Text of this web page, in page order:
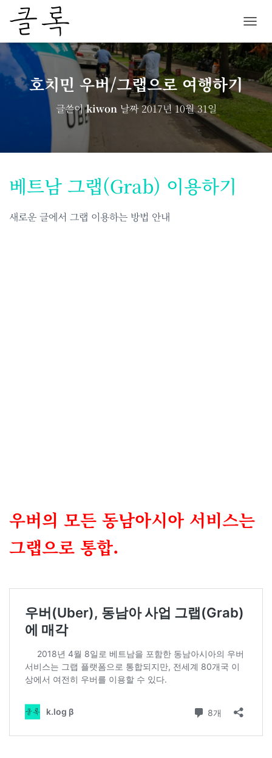
비
게
이
션
토
글
호치민 우버/그랩으로 여행하기
글쓴이kiwon날짜 2017년 10월 31일
베트남 그랩(Grab) 이용하기
새로운 글에서 그랩 이용하는 방법 안내
우버의 모든 동남아시아 서비스는
그랩으로 통합.